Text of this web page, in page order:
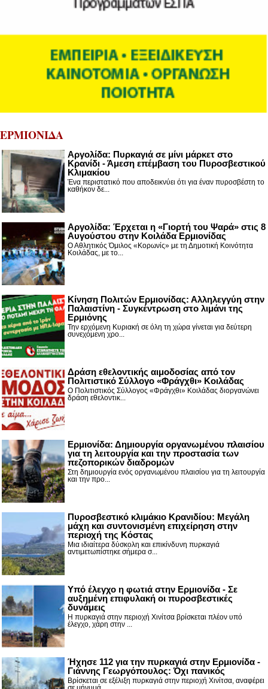
ΕΡΜΙΟΝΙΔΑ
Αργολίδα: Πυρκαγιά σε μίνι μάρκετ στο
Κρανίδι - Άμεση επέμβαση του Πυροσβεστικού
Κλιμακίου
Ένα περιστατικό που αποδεικνύει ότι για έναν πυροσβέστη το
καθήκον δε...
Αργολίδα: Έρχεται η «Γιορτή του Ψαρά» στις 8
Αυγούστου στην Κοιλάδα Ερμιονίδας
Ο Αθλητικός Όμιλος «Κορωνίς» με τη Δημοτική Κοινότητα
Κοιλάδας, με το...
Κίνηση Πολιτών Ερμιονίδας: Αλληλεγγύη στην
Παλαιστίνη - Συγκέντρωση στο λιμάνι της
Ερμιόνης
Την ερχόμενη Κυριακή σε όλη τη χώρα γίνεται για δεύτερη
συνεχόμενη χρο...
Δράση εθελοντικής αιμοδοσίας από τον
Πολιτιστικό Σύλλογο «Φράγχθι» Κοιλάδας
Ο Πολιτιστικός Σύλλογος «Φράγχθι» Κοιλάδας διοργανώνει
δράση εθελοντικ...
Ερμιονίδα: Δημιουργία οργανωμένου πλαισίου
για τη λειτουργία και την προστασία των
πεζοπορικών διαδρομών
Στη δημιουργία ενός οργανωμένου πλαισίου για τη λειτουργία
και την προ...
Πυροσβεστικό κλιμάκιο Κρανιδίου: Μεγάλη
μάχη και συντονισμένη επιχείρηση στην
περιοχή της Κόστας
Μια ιδιαίτερα δύσκολη και επικίνδυνη πυρκαγιά
αντιμετωπίστηκε σήμερα σ...
Υπό έλεγχο η φωτιά στην Ερμιονίδα - Σε
αυξημένη επιφυλακή οι πυροσβεστικές
δυνάμεις
Η πυρκαγιά στην περιοχή Χινίτσα βρίσκεται πλέον υπό
έλεγχο, χάρη στην ...
Ήχησε 112 για την πυρκαγιά στην Ερμιονίδα -
Γιάννης Γεωργόπουλος: Όχι πανικός
Βρίσκεται σε εξέλιξη πυρκαγιά στην περιοχή Χινίτσα, αναφέρει